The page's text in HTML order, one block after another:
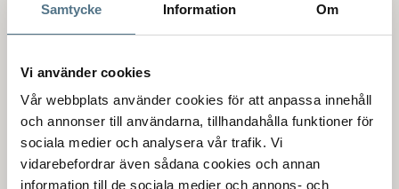
Samtycke Information Om
Vi använder cookies
Vår webbplats använder cookies för att anpassa innehåll
och annonser till användarna, tillhandahålla funktioner för
sociala medier och analysera vår trafik. Vi
vidarebefordrar även sådana cookies och annan
information till de sociala medier och annons- och
Bostäder till salu i Nysäter
Att bo i Mölnlycke
Mölnlycke är centralort i Härryda kommun. Många familjer
väljer att bo i tätortens vackra bostadsområden, där naturen
finns precis utanför dörren och storstaden bara en bit bort.
De ypperliga kommunikationerna i kommunen gör det enkelt